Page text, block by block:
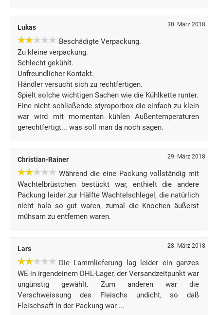
Lukas 30. März 2018
Beschädigte Verpackung.
Zu kleine verpackung.
Schlecht gekühlt.
Unfreundlicher Kontakt.
Händler versucht sich zu rechtfertigen.
Spielt solche wichtigen Sachen wie die Kühlkette runter.
Eine nicht schließende styroporbox die einfach zu klein
war wird mit momentan kühlen Außentemperaturen
gerechtfertigt... was soll man da noch sagen.
Christian-Rainer 29. März 2018
Während die eine Packung vollständig mit
Wachtelbrüstchen bestückt war, enthielt die andere
Packung leider zur Hälfte Wachtelschlegel, die natürlich
nicht halb so gut waren, zumal die Knochen äußerst
mühsam zu entfernen waren.
Lars 28. März 2018
Die Lammlieferung lag leider ein ganzes
WE in irgendeinem DHL-Lager, der Versandzeitpunkt war
ungünstig gewählt. Zum anderen war die
Verschweissung des Fleischs undicht, so daß
Fleischsaft in der Packung war ...